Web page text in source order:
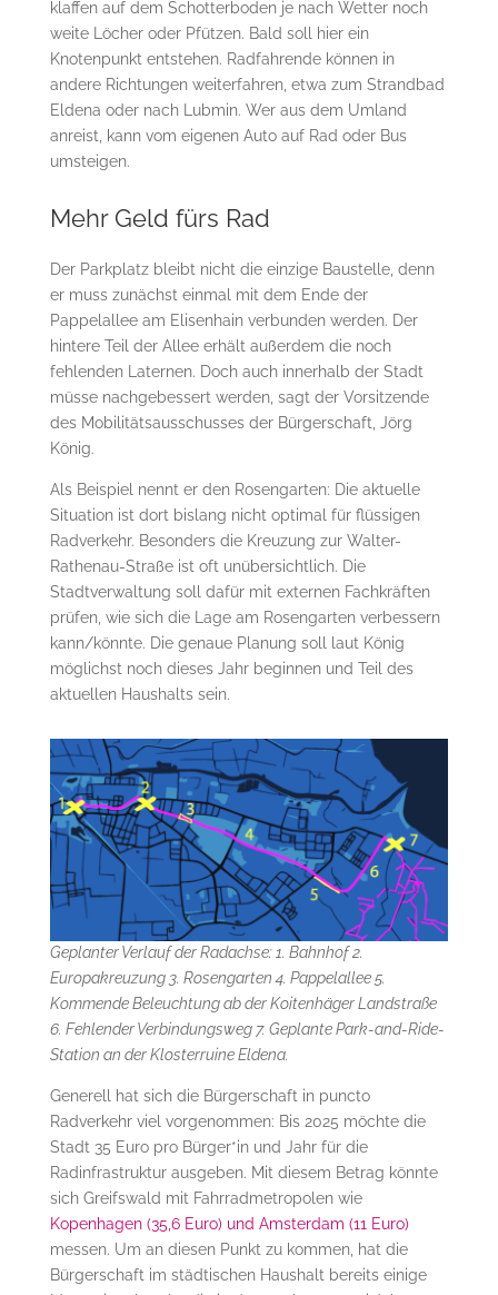
klaffen auf dem Schotterboden je nach Wetter noch
weite Löcher oder Pfützen. Bald soll hier ein
Knotenpunkt entstehen. Radfahrende können in
andere Richtungen weiterfahren, etwa zum Strandbad
Eldena oder nach Lubmin. Wer aus dem Umland
anreist, kann vom eigenen Auto auf Rad oder Bus
umsteigen.
Mehr Geld fürs Rad
Der Parkplatz bleibt nicht die einzige Baustelle, denn
er muss zunächst einmal mit dem Ende der
Pappelallee am Elisenhain verbunden werden. Der
hintere Teil der Allee erhält außerdem die noch
fehlenden Laternen. Doch auch innerhalb der Stadt
müsse nachgebessert werden, sagt der Vorsitzende
des Mobilitätsausschusses der Bürgerschaft, Jörg
König.
Als Beispiel nennt er den Rosengarten: Die aktuelle
Situation ist dort bislang nicht optimal für flüssigen
Radverkehr. Besonders die Kreuzung zur Walter-
Rathenau-Straße ist oft unübersichtlich. Die
Stadtverwaltung soll dafür mit externen Fachkräften
prüfen, wie sich die Lage am Rosengarten verbessern
kann/könnte. Die genaue Planung soll laut König
möglichst noch dieses Jahr beginnen und Teil des
aktuellen Haushalts sein.
Geplanter Verlauf der Radachse: 1. Bahnhof 2.
Europakreuzung 3. Rosengarten 4. Pappelallee 5.
Kommende Beleuchtung ab der Koitenhäger Landstraße
6. Fehlender Verbindungsweg 7. Geplante Park-and-Ride-
Station an der Klosterruine Eldena.
Generell hat sich die Bürgerschaft in puncto
Radverkehr viel vorgenommen: Bis 2025 möchte die
Stadt 35 Euro pro Bürger*in und Jahr für die
Radinfrastruktur ausgeben. Mit diesem Betrag könnte
sich Greifswald mit Fahrradmetropolen wie
Kopenhagen (35,6 Euro) und Amsterdam (11 Euro)
messen. Um an diesen Punkt zu kommen, hat die
Bürgerschaft im städtischen Haushalt bereits einige